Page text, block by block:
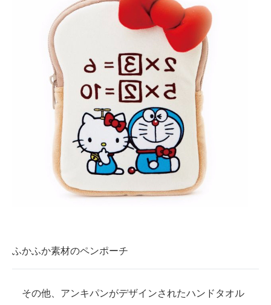
ちょっと気になるネットの話題
ふかふか素材のペンポーチ
その他、アンキパンがデザインされたハンドタオル